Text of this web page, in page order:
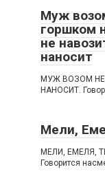
Муж
горшком
не
наносит
МУЖ ВОЗОМ
НАНОСИТ.
Мели,
МЕЛИ, ЕМЕЛЯ,
Говорится